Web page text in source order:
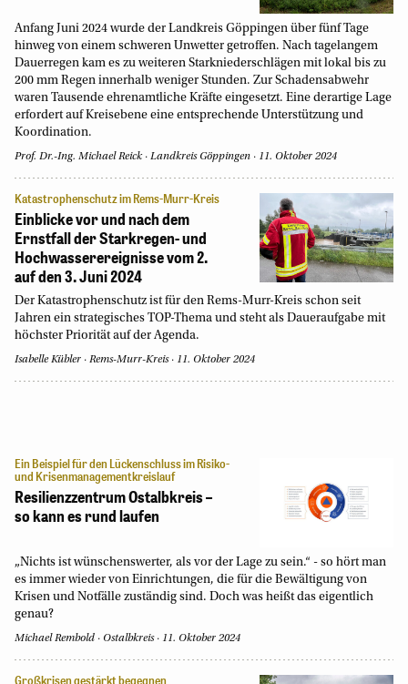
Anfang Juni 2024 wurde der Landkreis Göppingen über fünf Tage
hinweg von einem schweren Unwetter getroffen. Nach tagelangem
Dauerregen kam es zu weiteren Starkniederschlägen mit lokal bis zu
200 mm Regen innerhalb weniger Stunden. Zur Schadensabwehr
waren Tausende ehrenamtliche Kräfte eingesetzt. Eine derartige Lage
erfordert auf Kreisebene eine entsprechende Unterstützung und
Koordination.
Prof. Dr.-Ing. Michael Reick Landkreis Göppingen 11. Oktober 2024
Katastrophenschutz im Rems-Murr-Kreis
Einblicke vor und nach dem
Ernstfall der Starkregen- und
Hochwasserereignisse vom 2.
auf den 3. Juni 2024
Der Katastrophenschutz ist für den Rems-Murr-Kreis schon seit
Jahren ein strategisches TOP-Thema und steht als Daueraufgabe mit
höchster Priorität auf der Agenda.
Isabelle Kübler Rems-Murr-Kreis 11. Oktober 2024
Ein Beispiel für den Lückenschluss im Risiko-
und Krisenmanagementkreislauf
Resilienzzentrum Ostalbkreis –
so kann es rund laufen
„Nichts ist wünschenswerter, als vor der Lage zu sein.“ - so hört man
es immer wieder von Einrichtungen, die für die Bewältigung von
Krisen und Notfälle zuständig sind. Doch was heißt das eigentlich
genau?
Michael Rembold Ostalbkreis 11. Oktober 2024